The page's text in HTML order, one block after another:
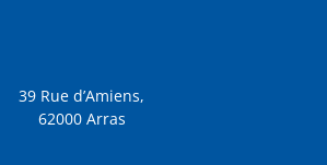
39 Rue d’Amiens,
62000 Arras